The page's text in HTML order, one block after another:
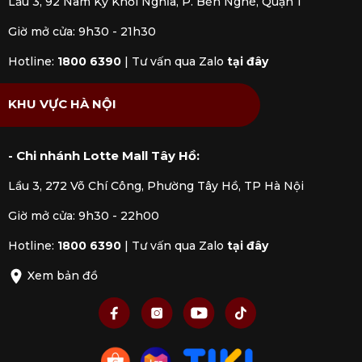
Nồi áp suất AMT GASTROGUSS
Giờ mở cửa: 9h30 - 21h30
Hotline: 1800 6390 | Tư vấn qua Zalo tại đây
KHU VỰC HÀ NỘI
- Chi nhánh Lotte Mall Tây Hồ:
Lầu 3, 272 Võ Chí Công, Phường Tây Hồ, TP Hà Nội
Giờ mở cửa: 9h30 - 22h00
Hotline: 1800 6390 | Tư vấn qua Zalo tại đây
Xem bản đồ